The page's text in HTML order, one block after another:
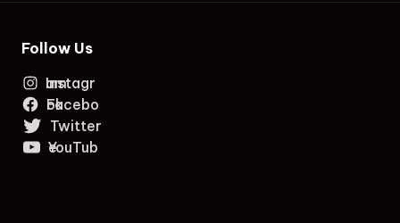
Follow Us
Instagram
Facebook
Twitter
YouTube